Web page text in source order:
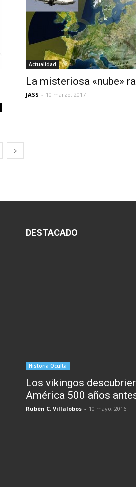
Actualidad
La misteriosa «nube»
JASS - 10 marzo, 2017
DESTACADO
Historia Oculta
Los vikingos
América 500 años
Rubén C. Villalobos - 10 mayo, 2016